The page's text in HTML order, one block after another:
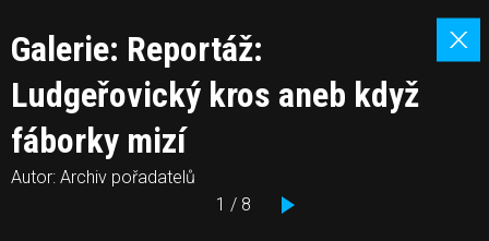
Galerie: Reportáž:
Ludgeřovický kros aneb když
fáborky mizí
Autor: Archiv pořadatelů
1 / 8